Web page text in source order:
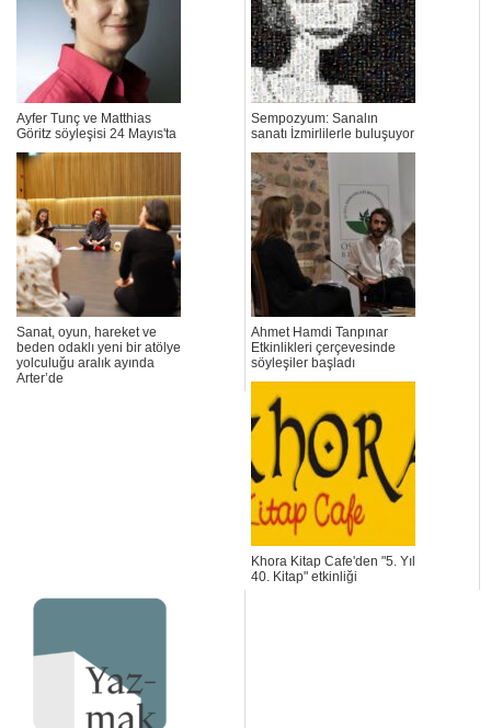
Ayfer Tunç ve Matthias
Göritz söyleşisi 24 Mayıs'ta
Sempozyum: Sanalın
sanatı İzmirlilerle buluşuyor
Sanat, oyun, hareket ve
beden odaklı yeni bir atölye
yolculuğu aralık ayında
Arter’de
Ahmet Hamdi Tanpınar
Etkinlikleri çerçevesinde
söyleşiler başladı
Khora Kitap Cafe'den "5. Yıl
40. Kitap" etkinliği